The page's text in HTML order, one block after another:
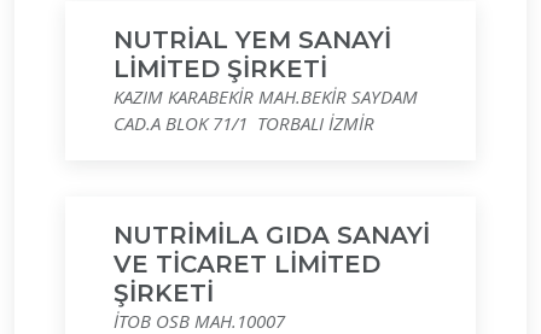
NUTRİAL YEM SANAYİ
LİMİTED ŞİRKETİ
KAZIM KARABEKİR MAH.BEKİR SAYDAM
CAD.A BLOK 71/1 TORBALI İZMİR
NUTRİMİLA GIDA SANAYİ
VE TİCARET LİMİTED
ŞİRKETİ
İTOB OSB MAH.10007